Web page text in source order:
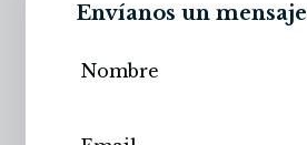
Envíanos un mensaje